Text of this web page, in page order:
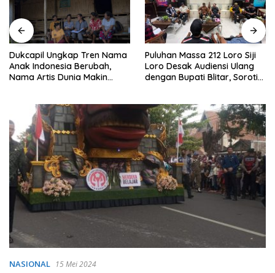
Dukcapil Ungkap Tren Nama
Anak Indonesia Berubah,
Nama Artis Dunia Makin
Puluhan Massa 212 Loro Siji
Loro Desak Audiensi Ulang
dengan Bupati Blitar, Soroti
NASIONAL 15 Mei 2024